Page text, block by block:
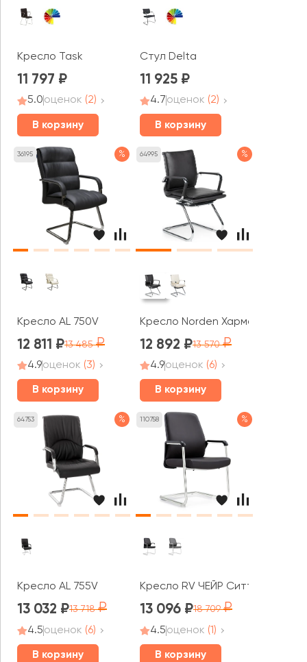
Кресло Task
11 797
5.0оценок (2)
В корзину
Стул Delta
11 925
4.7оценок (2)
В корзину
36195 %
Кресло AL 750V
12 811 13 485
4.9оценок (3)
В корзину
64995 %
Кресло Norden Харман CF
12 892 13 570
4.9оценок (6)
В корзину
64753 %
Кресло AL 755V
13 032 13 718
4.5оценок (6)
В корзину
110758 %
Кресло RV ЧЕЙР Ситтинг /
13 096 18 709
4.5оценок (1)
В корзину